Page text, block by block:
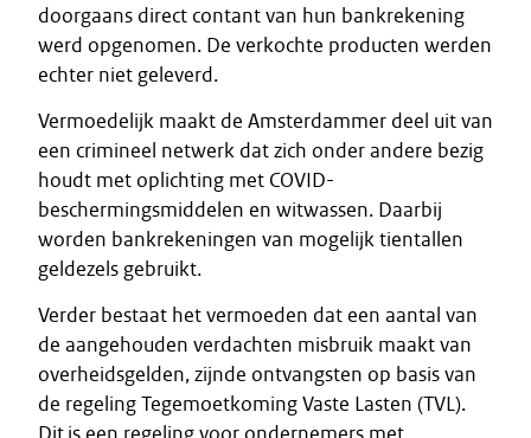
doorgaans direct contant van hun bankrekening
werd opgenomen. De verkochte producten werden
echter niet geleverd.
Vermoedelijk maakt de Amsterdammer deel uit van
een crimineel netwerk dat zich onder andere bezig
houdt met oplichting met COVID-
beschermingsmiddelen en witwassen. Daarbij
worden bankrekeningen van mogelijk tientallen
geldezels gebruikt.
Verder bestaat het vermoeden dat een aantal van
de aangehouden verdachten misbruik maakt van
overheidsgelden, zijnde ontvangsten op basis van
de regeling Tegemoetkoming Vaste Lasten (TVL).